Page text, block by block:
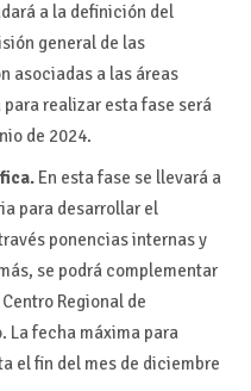
a la definición del
general de las
asociadas a las áreas
realizar esta fase será
de 2024.
En esta fase se llevará a
para desarrollar el
ponencias internas y
se podrá complementar
Regional de
La fecha máxima para
el fin del mes de diciembre